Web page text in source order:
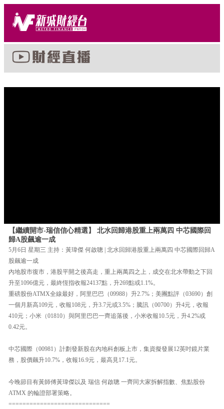
【繼續開市-瑞信信心精選】 北水回歸港股重上兩萬四 中芯國際回
歸A股飆逾一成
5月6日 星期三 主持：黃瑋傑 何啟聰 | 北水回歸港股重上兩萬四 中芯國際回歸A
股飆逾一成
內地股市復市，港股平開之後高走，重上兩萬四之上，成交在北水帶動之下回
升至1096億元，最終恆指收報24137點，升269點或1.1%。
重磅股份ATMX全線最好，阿里巴巴（09988）升2.7%；美團點評（03690）創
一個月新高109元，收報108元，升3.7元或3.5%；騰訊（00700）升4元，收報
410元；小米（01810）與阿里巴巴一齊追落後，小米收報10.5元，升4.2%或
0.42元。
中芯國際（00981）計劃發新股在內地科創板上市，集資擬發展12英吋鏡片業
務，股價飆升10.7%，收報16.9元，最高見17.1元。
今晚節目有黃師傅黃瑋傑以及 瑞信 何啟聰 一齊同大家拆解指數、焦點股份
ATMX 的輪證部署策略。
=============================